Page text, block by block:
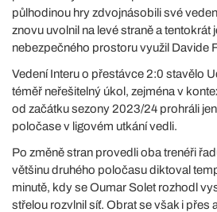
půlhodinou hry zdvojnásobili své
znovu uvolnil na levé straně a tentokrát
nebezpečného prostoru využil Davide
Vedení Interu o přestávce 2:0 stavělo
téměř neřešitelný úkol, zejména v
od začátku sezony 2023/24 prohráli
poločase v ligovém utkání vedli.
Po změně stran provedli oba trenéři
většinu druhého poločasu diktoval
minutě, kdy se Oumar Solet rozhodl
střelou rozvlnil síť. Obrat se však i přes